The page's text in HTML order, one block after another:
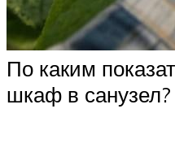
По каким
шкаф в санузел?